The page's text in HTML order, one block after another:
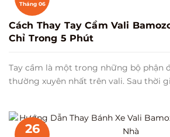
Tháng 06
Cách Thay Tay Cầm Vali
Chỉ Trong 5 Phút
Tay cầm là một trong những bộ phận
thường xuyên nhất trên vali. Sau thời
26